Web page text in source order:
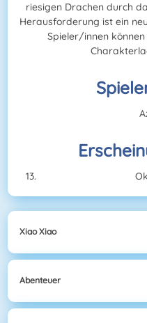
riesigen Drachen durch
Herausforderung ist ein
Spieler/innen
Xiao Xiao
Abenteuer